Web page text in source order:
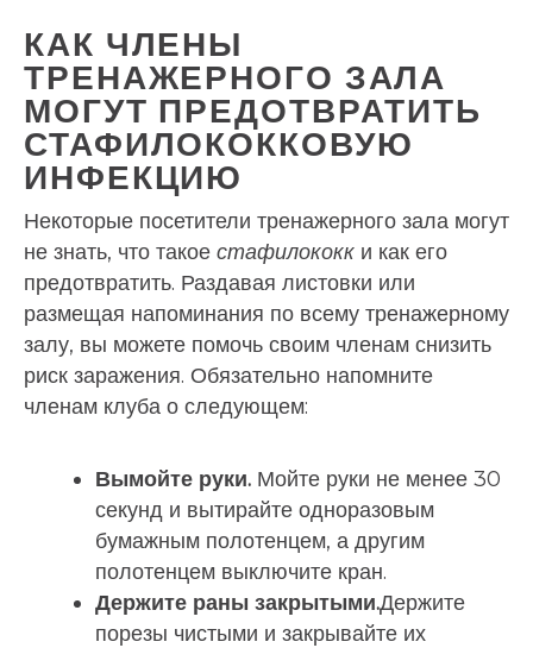
КАК ЧЛЕНЫ
ТРЕНАЖЕРНОГО ЗАЛА
МОГУТ ПРЕДОТВРАТИТЬ
СТАФИЛОКОККОВУЮ
ИНФЕКЦИЮ
Некоторые посетители тренажерного зала могут
не знать, что такое стафилококк и как его
предотвратить. Раздавая листовки или
размещая напоминания по всему тренажерному
залу, вы можете помочь своим членам снизить
риск заражения. Обязательно напомните
членам клуба о следующем:
Вымойте руки. Мойте руки не менее 30
секунд и вытирайте одноразовым
бумажным полотенцем, а другим
полотенцем выключите кран.
Держите раны закрытыми.Держите
порезы чистыми и закрывайте их